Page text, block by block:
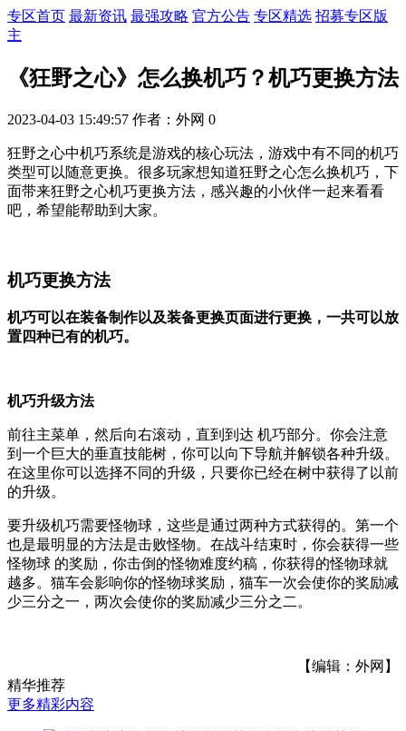
专区首页 最新资讯 最强攻略 官方公告 专区精选 招募专区版
主
《狂野之心》怎么换机巧？机巧更换方法
2023-04-03 15:49:57 作者：外网 0
狂野之心中机巧系统是游戏的核心玩法，游戏中有不同的机巧
类型可以随意更换。很多玩家想知道狂野之心怎么换机巧，下
面带来狂野之心机巧更换方法，感兴趣的小伙伴一起来看看
吧，希望能帮助到大家。
机巧更换方法
机巧可以在装备制作以及装备更换页面进行更换，一共可以放
置四种已有的机巧。
机巧升级方法
前往主菜单，然后向右滚动，直到到达 机巧部分。你会注意
到一个巨大的垂直技能树，你可以向下导航并解锁各种升级。
在这里你可以选择不同的升级，只要你已经在树中获得了以前
的升级。
要升级机巧需要怪物球，这些是通过两种方式获得的。第一个
也是最明显的方法是击败怪物。在战斗结束时，你会获得一些
怪物球 的奖励，你击倒的怪物难度约稿，你获得的怪物球就
越多。猫车会影响你的怪物球奖励，猫车一次会使你的奖励减
少三分之一，两次会使你的奖励减少三分之二。
【编辑：外网】
精华推荐
更多精彩内容